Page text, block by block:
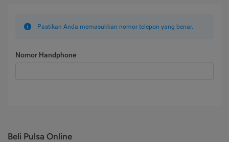
Pastikan Anda memasukkan nomor telepon yang benar.
Nomor Handphone
Beli Pulsa Online